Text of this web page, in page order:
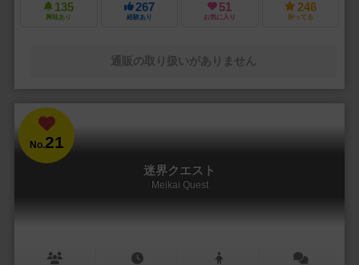
135
興味あり
267
経験あり
51
お気に入り
246
持ってる
通販の取り扱いがありません
No.21
迷界クエスト
Meikai Quest